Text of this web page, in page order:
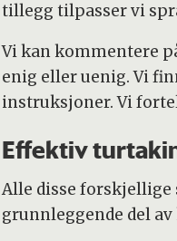
tillegg tilpasser vi
Vi kan kommentere
enig eller uenig. Vi
instruksjoner. Vi
Effektiv
Alle disse forskjellige
grunnleggende del